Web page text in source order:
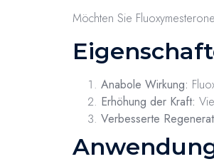
Möchten Sie
Anabole Wirkung:
Erhöhung der Kraft:
Verbesserte